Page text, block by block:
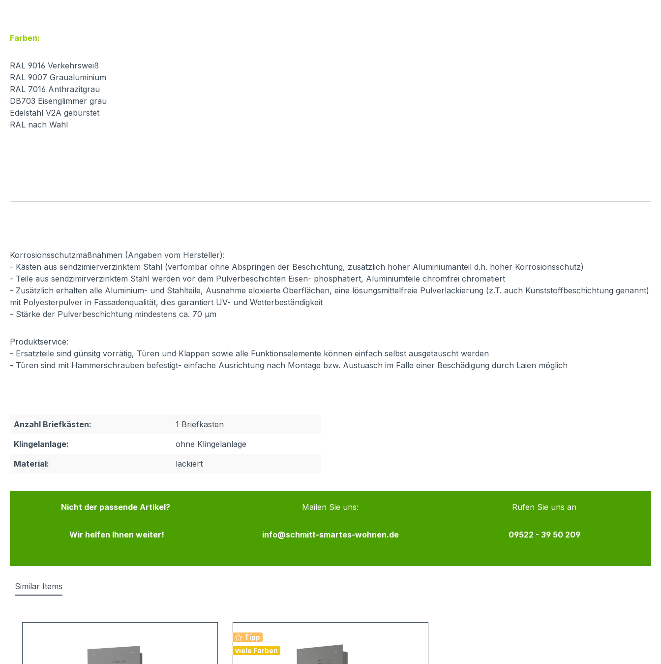
Farben:
RAL 9016 Verkehrsweiß
RAL 9007 Graualuminium
RAL 7016 Anthrazitgrau
DB703 Eisenglimmer grau
Edelstahl V2A gebürstet
RAL nach Wahl
Korrosionsschutzmaßnahmen (Angaben vom Hersteller):
- Kästen aus sendzimierverzinktem Stahl (verfombar ohne Abspringen der Beschichtung, zusätzlich hoher Aluminiumanteil d.h. hoher Korrosionsschutz)
- Teile aus sendzimirverzinktem Stahl werden vor dem Pulverbeschichten Eisen- phosphatiert, Aluminiumteile chromfrei chromatiert
- Zusätzlich erhalten alle Aluminium- und Stahlteile, Ausnahme eloxierte Oberflächen, eine lösungsmittelfreie Pulverlackierung (z.T. auch Kunststoffbeschichtung genannt)
mit Polyesterpulver in Fassadenqualität, dies garantiert UV- und Wetterbeständigkeit
- Stärke der Pulverbeschichtung mindestens ca. 70 µm
Produktservice:
- Ersatzteile sind günsitg vorrätig, Türen und Klappen sowie alle Funktionselemente können einfach selbst ausgetauscht werden
- Türen sind mit Hammerschrauben befestigt- einfache Ausrichtung nach Montage bzw. Austuasch im Falle einer Beschädigung durch Laien möglich
Anzahl Briefkästen:
1 Briefkasten
Klingelanlage:
ohne Klingelanlage
Material:
lackiert
Nicht der passende Artikel?
Wir helfen Ihnen weiter!
Mailen Sie uns:
info@schmitt-smartes-wohnen.de
Rufen Sie uns an
09522 - 39 50 209
Similar Items
Tipp
viele Farben